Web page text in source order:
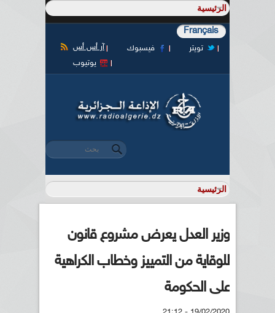
Français
آر أس أس فيسبوك
تويتر
يوتيوب
استمارة البحث
‏بحث ‏
وزير العدل يعرض مشروع قانون
للوقاية من التمييز وخطاب الكراهية
على الحكومة